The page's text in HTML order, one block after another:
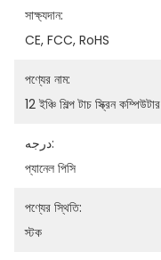
সাক্ষ্যদান:
CE, FCC, RoHS
পণ্যের নাম:
12 ইঞ্চি শিল্প টাচ স্ক্রিন কম্পিউটার
درجه:
প্যানেল পিসি
পণ্যের স্থিতি:
স্টক